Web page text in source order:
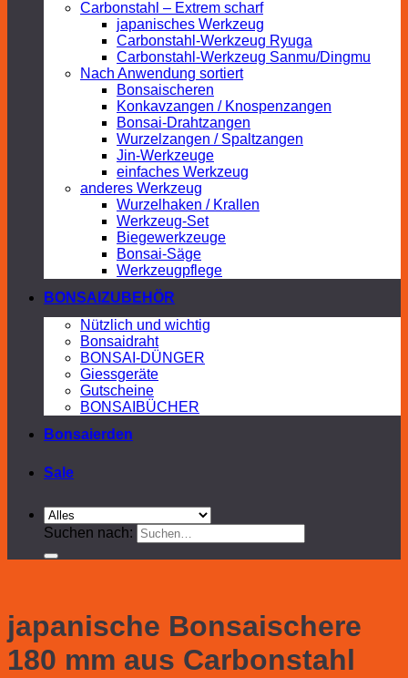
Carbonstahl – Extrem scharf
japanisches Werkzeug
Carbonstahl-Werkzeug Ryuga
Carbonstahl-Werkzeug Sanmu/Dingmu
Nach Anwendung sortiert
Bonsaischeren
Konkavzangen / Knospenzangen
Bonsai-Drahtzangen
Wurzelzangen / Spaltzangen
Jin-Werkzeuge
einfaches Werkzeug
anderes Werkzeug
Wurzelhaken / Krallen
Werkzeug-Set
Biegewerkzeuge
Bonsai-Säge
Werkzeugpflege
BONSAIZUBEHÖR
Nützlich und wichtig
Bonsaidraht
BONSAI-DÜNGER
Giessgeräte
Gutscheine
BONSAIBÜCHER
Bonsaierden
Sale
Suchen nach:
japanische Bonsaischere
180 mm aus Carbonstahl